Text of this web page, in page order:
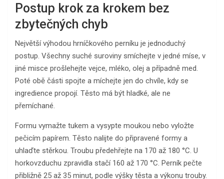
Postup krok za krokem bez
zbytečných chyb
Největší výhodou hrníčkového perníku je jednoduchý
postup. Všechny suché suroviny smíchejte v jedné míse, v
jiné misce prošlehejte vejce, mléko, olej a případně med.
Poté obě části spojte a míchejte jen do chvíle, kdy se
ingredience propojí. Těsto má být hladké, ale ne
přemíchané.
Formu vymažte tukem a vysypte moukou nebo vyložte
pečicím papírem. Těsto nalijte do připravené formy a
uhlaďte stěrkou. Troubu předehřejte na 170 až 180 °C. U
horkovzduchu zpravidla stačí 160 až 170 °C. Perník pečte
přibližně 25 až 35 minut, podle výšky těsta a výkonu trouby.